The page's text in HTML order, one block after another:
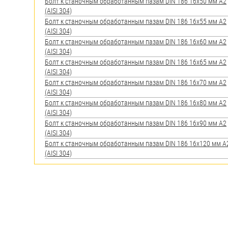
Пробки
Саморезы и шурупы
Стопорные кольца
Такелаж
Хомуты
Шайбы
Шпильки
(AISI 304)
Болт к станочным обработанным пазам DIN 186 16х55 мм А2
(AISI 304)
Болт к станочным обработанным пазам DIN 186 16х60 мм А2
(AISI 304)
Болт к станочным обработанным пазам DIN 186 16х65 мм А2
(AISI 304)
Болт к станочным обработанным пазам DIN 186 16х70 мм А2
(AISI 304)
Болт к станочным обработанным пазам DIN 186 16х80 мм А2
(AISI 304)
Болт к станочным обработанным пазам DIN 186 16х90 мм А2
(AISI 304)
Болт к станочным обработанным пазам DIN 186 16х120 мм
(AISI 304)